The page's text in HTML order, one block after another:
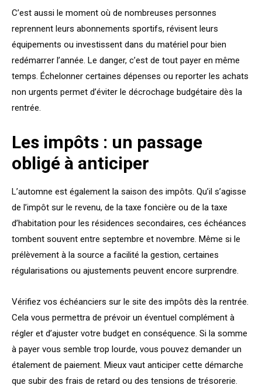
C’est aussi le moment où de nombreuses personnes
reprennent leurs abonnements sportifs, révisent leurs
équipements ou investissent dans du matériel pour bien
redémarrer l’année. Le danger, c’est de tout payer en même
temps. Échelonner certaines dépenses ou reporter les achats
non urgents permet d’éviter le décrochage budgétaire dès la
rentrée.
Les impôts : un passage
obligé à anticiper
L’automne est également la saison des impôts. Qu’il s’agisse
de l’impôt sur le revenu, de la taxe foncière ou de la taxe
d’habitation pour les résidences secondaires, ces échéances
tombent souvent entre septembre et novembre. Même si le
prélèvement à la source a facilité la gestion, certaines
régularisations ou ajustements peuvent encore surprendre.
Vérifiez vos échéanciers sur le site des impôts dès la rentrée.
Cela vous permettra de prévoir un éventuel complément à
régler et d’ajuster votre budget en conséquence. Si la somme
à payer vous semble trop lourde, vous pouvez demander un
étalement de paiement. Mieux vaut anticiper cette démarche
que subir des frais de retard ou des tensions de trésorerie.